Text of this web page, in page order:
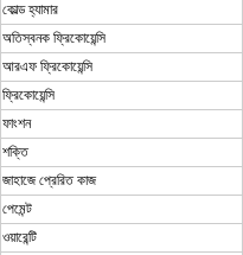
কোল্ড হ্যামার
অতিস্বনক ফ্রিকোয়েন্সি
আরএফ ফ্রিকোয়েন্সি
ফ্রিকোয়েন্সি
ফাংশন
শক্তি
জাহাজে প্রেরিত কাজ
পেমেন্ট
ওয়ারেন্টি